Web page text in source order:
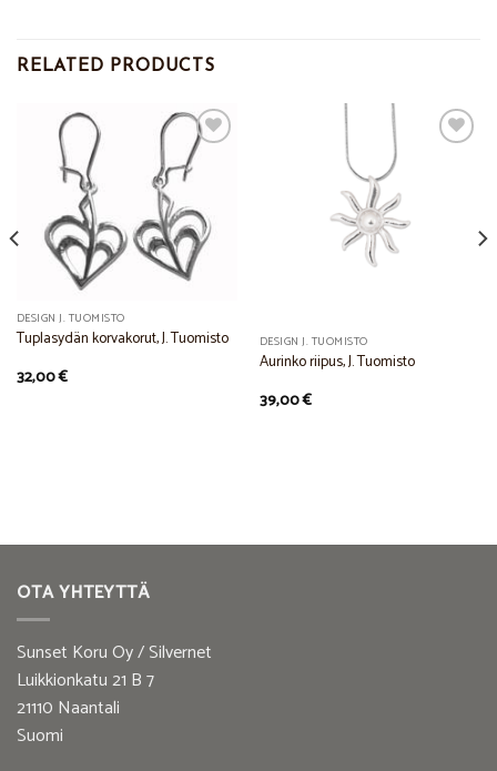
RELATED PRODUCTS
Wishlist
DESIGN J. TUOMISTO
Tuplasydän korvakorut, J. Tuomisto
32,00€
DESIGN J. TUOMISTO
Aurinko riipus, J. Tuomisto
39,00€
OTA YHTEYTTÄ
Sunset Koru Oy / Silvernet
Luikkionkatu 21 B 7
21110 Naantali
Suomi